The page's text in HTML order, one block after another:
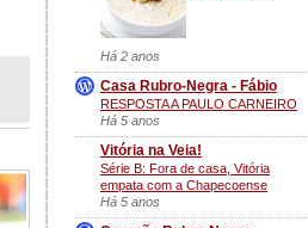
Há 2 anos
Casa Rubro-Negra - Fábio
RESPOSTA A PAULO CARNEIRO
Há 5 anos
Vitória na Veia!
Série B: Fora de casa, Vitória
empata com a Chapecoense
Há 5 anos